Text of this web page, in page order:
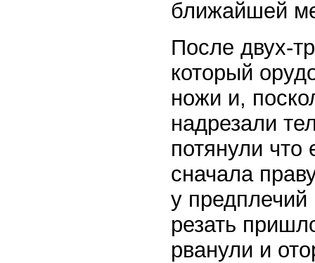
ближайшей
После двух-
который
ножи и,
надрезали
потянули что
сначала
у
резать
рванули и